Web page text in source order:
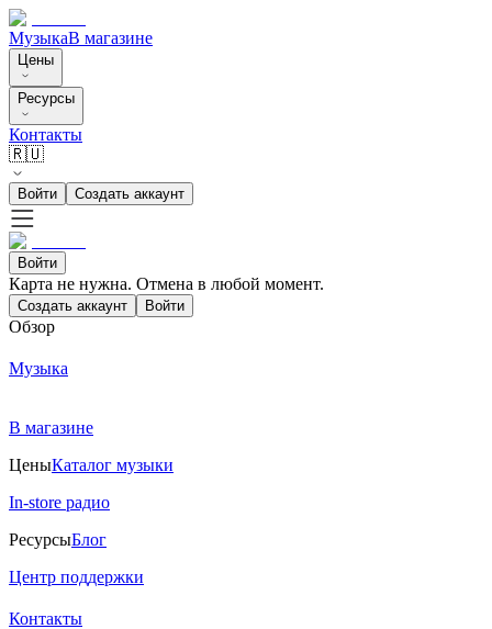
МузыкаВ магазине
Цены
Ресурсы
Контакты
🇷🇺
Войти Создать аккаунт
Войти
Карта не нужна. Отмена в любой момент.
Создать аккаунт Войти
Обзор
Музыка
В магазине
ЦеныКаталог музыки
In-store радио
РесурсыБлог
Центр поддержки
Контакты